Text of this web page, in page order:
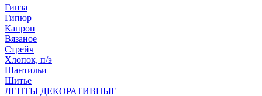
Гинза
Гипюр
Капрон
Вязаное
Стрейч
Хлопок, п/э
Шантильи
Шитье
ЛЕНТЫ ДЕКОРАТИВНЫЕ